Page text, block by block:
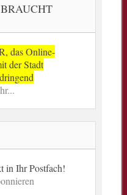
das Online-
der Stadt
in Ihr Postfach!